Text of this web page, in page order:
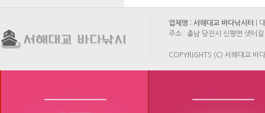
업체명 : 서해대교 바다낚시터
|
주소 : 충남 당진시 신평면 샛터
COPYRIGHTS (C) 서해대교 바